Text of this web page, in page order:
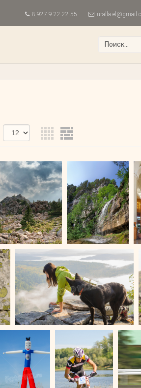
8 927 9-22-22-55